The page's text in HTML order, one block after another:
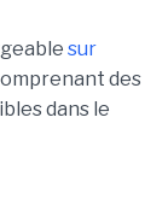
sur
des
dans le